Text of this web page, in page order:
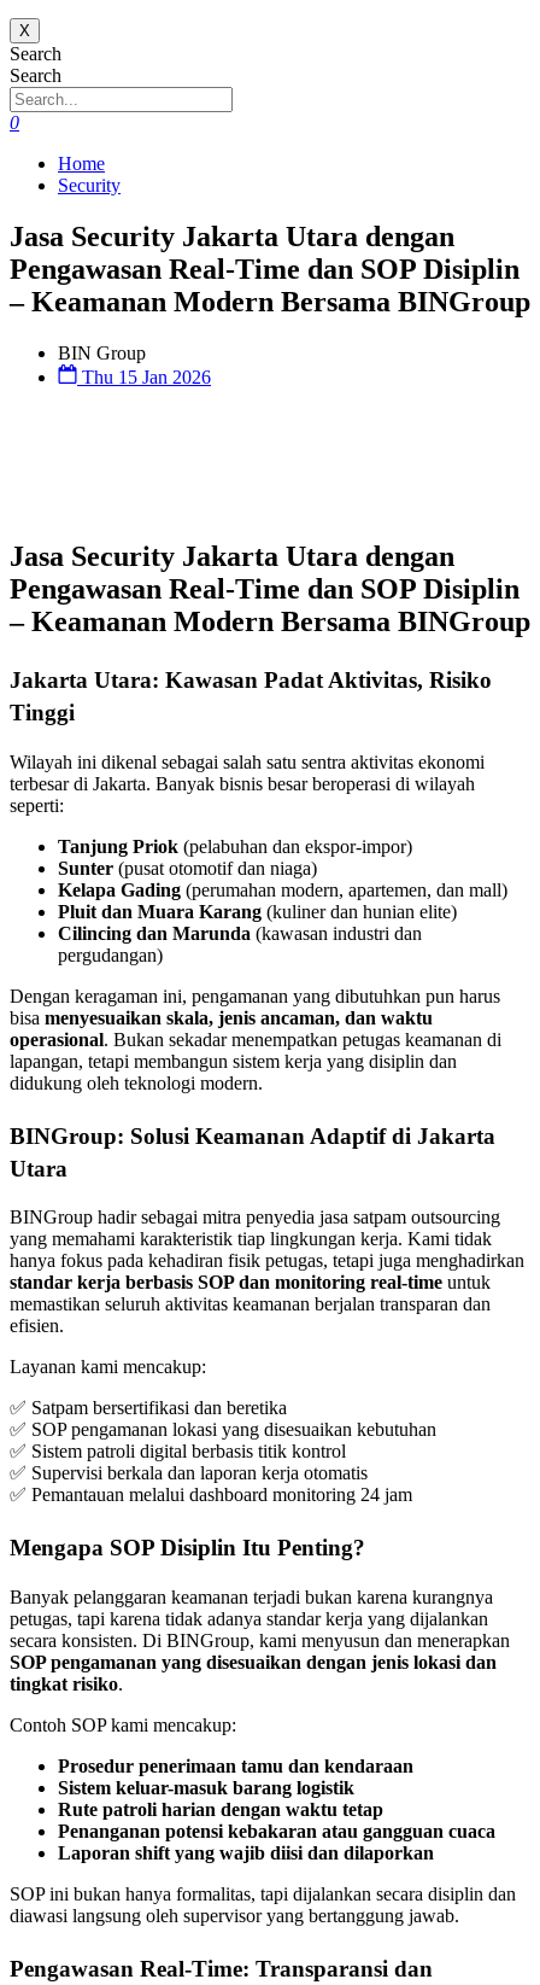
X
Search
Search
0
Home
Security
Jasa Security Jakarta Utara dengan
Pengawasan Real-Time dan SOP Disiplin
– Keamanan Modern Bersama BINGroup
BIN Group
Thu 15 Jan 2026
Jasa Security Jakarta Utara dengan
Pengawasan Real-Time dan SOP Disiplin
– Keamanan Modern Bersama BINGroup
Jakarta Utara: Kawasan Padat Aktivitas, Risiko
Tinggi
Wilayah ini dikenal sebagai salah satu sentra aktivitas ekonomi
terbesar di Jakarta. Banyak bisnis besar beroperasi di wilayah
seperti:
Tanjung Priok (pelabuhan dan ekspor-impor)
Sunter (pusat otomotif dan niaga)
Kelapa Gading (perumahan modern, apartemen, dan mall)
Pluit dan Muara Karang (kuliner dan hunian elite)
Cilincing dan Marunda (kawasan industri dan
pergudangan)
Dengan keragaman ini, pengamanan yang dibutuhkan pun harus
bisa menyesuaikan skala, jenis ancaman, dan waktu
operasional. Bukan sekadar menempatkan petugas keamanan di
lapangan, tetapi membangun sistem kerja yang disiplin dan
didukung oleh teknologi modern.
BINGroup: Solusi Keamanan Adaptif di Jakarta
Utara
BINGroup hadir sebagai mitra penyedia jasa satpam outsourcing
yang memahami karakteristik tiap lingkungan kerja. Kami tidak
hanya fokus pada kehadiran fisik petugas, tetapi juga menghadirkan
standar kerja berbasis SOP dan monitoring real-time untuk
memastikan seluruh aktivitas keamanan berjalan transparan dan
efisien.
Layanan kami mencakup:
✅ Satpam bersertifikasi dan beretika
✅ SOP pengamanan lokasi yang disesuaikan kebutuhan
✅ Sistem patroli digital berbasis titik kontrol
✅ Supervisi berkala dan laporan kerja otomatis
✅ Pemantauan melalui dashboard monitoring 24 jam
Mengapa SOP Disiplin Itu Penting?
Banyak pelanggaran keamanan terjadi bukan karena kurangnya
petugas, tapi karena tidak adanya standar kerja yang dijalankan
secara konsisten. Di BINGroup, kami menyusun dan menerapkan
SOP pengamanan yang disesuaikan dengan jenis lokasi dan
tingkat risiko.
Contoh SOP kami mencakup:
Prosedur penerimaan tamu dan kendaraan
Sistem keluar-masuk barang logistik
Rute patroli harian dengan waktu tetap
Penanganan potensi kebakaran atau gangguan cuaca
Laporan shift yang wajib diisi dan dilaporkan
SOP ini bukan hanya formalitas, tapi dijalankan secara disiplin dan
diawasi langsung oleh supervisor yang bertanggung jawab.
Pengawasan Real-Time: Transparansi dan